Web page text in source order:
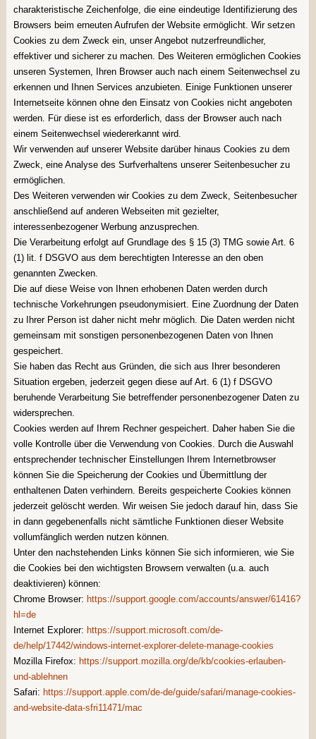
charakteristische Zeichenfolge, die eine eindeutige Identifizierung des
Browsers beim erneuten Aufrufen der Website ermöglicht. Wir setzen
Cookies zu dem Zweck ein, unser Angebot nutzerfreundlicher,
effektiver und sicherer zu machen. Des Weiteren ermöglichen Cookies
unseren Systemen, Ihren Browser auch nach einem Seitenwechsel zu
erkennen und Ihnen Services anzubieten. Einige Funktionen unserer
Internetseite können ohne den Einsatz von Cookies nicht angeboten
werden. Für diese ist es erforderlich, dass der Browser auch nach
einem Seitenwechsel wiedererkannt wird.
Wir verwenden auf unserer Website darüber hinaus Cookies zu dem
Zweck, eine Analyse des Surfverhaltens unserer Seitenbesucher zu
ermöglichen.
Des Weiteren verwenden wir Cookies zu dem Zweck, Seitenbesucher
anschließend auf anderen Webseiten mit gezielter,
interessenbezogener Werbung anzusprechen.
Die Verarbeitung erfolgt auf Grundlage des § 15 (3) TMG sowie Art. 6
(1) lit. f DSGVO aus dem berechtigten Interesse an den oben
genannten Zwecken.
Die auf diese Weise von Ihnen erhobenen Daten werden durch
technische Vorkehrungen pseudonymisiert. Eine Zuordnung der Daten
zu Ihrer Person ist daher nicht mehr möglich. Die Daten werden nicht
gemeinsam mit sonstigen personenbezogenen Daten von Ihnen
gespeichert.
Sie haben das Recht aus Gründen, die sich aus Ihrer besonderen
Situation ergeben, jederzeit gegen diese auf Art. 6 (1) f DSGVO
beruhende Verarbeitung Sie betreffender personenbezogener Daten zu
widersprechen.
Cookies werden auf Ihrem Rechner gespeichert. Daher haben Sie die
volle Kontrolle über die Verwendung von Cookies. Durch die Auswahl
entsprechender technischer Einstellungen Ihrem Internetbrowser
können Sie die Speicherung der Cookies und Übermittlung der
enthaltenen Daten verhindern. Bereits gespeicherte Cookies können
jederzeit gelöscht werden. Wir weisen Sie jedoch darauf hin, dass Sie
in dann gegebenenfalls nicht sämtliche Funktionen dieser Website
vollumfänglich werden nutzen können.
Unter den nachstehenden Links können Sie sich informieren, wie Sie
die Cookies bei den wichtigsten Browsern verwalten (u.a. auch
deaktivieren) können:
Chrome Browser: https://support.google.com/accounts/answer/61416?
hl=de
Internet Explorer: https://support.microsoft.com/de-
de/help/17442/windows-internet-explorer-delete-manage-cookies
Mozilla Firefox: https://support.mozilla.org/de/kb/cookies-erlauben-
und-ablehnen
Safari: https://support.apple.com/de-de/guide/safari/manage-cookies-
and-website-data-sfri11471/mac